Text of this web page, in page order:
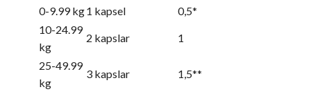
0-9.99 kg1 kapsel
0,5*
10-24.99
kg
2 kapslar 1
25-49.99
kg
3 kapslar 1,5**